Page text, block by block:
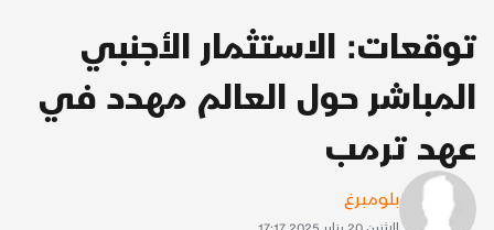
توقعات: الاستثمار الأجنبي
المباشر حول العالم مهدد في
عهد ترمب
بلومبرغ
الاثنين 20 يناير 2025 17:17